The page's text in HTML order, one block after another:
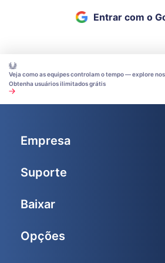
Entrar com o
Veja como as equipes controlam o tempo — explore
Obtenha usuários ilimitados grátis
Empresa
Suporte
Baixar
Opções